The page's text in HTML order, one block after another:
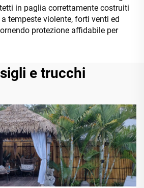
in paglia correttamente costruiti
tempeste violente, forti venti ed
protezione affidabile per
e trucchi